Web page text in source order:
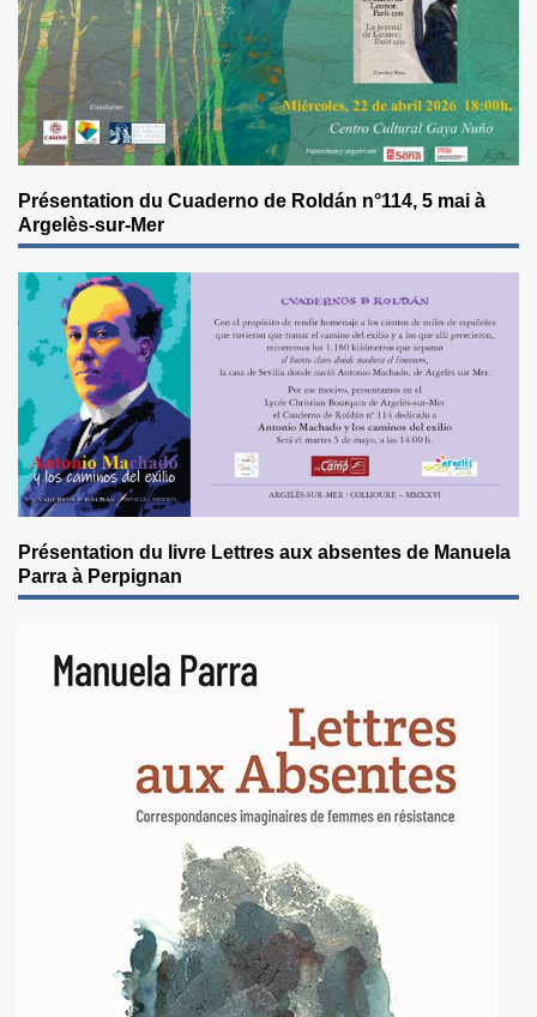
Présentation du Cuaderno de Roldán n°114, 5 mai à
Argelès-sur-Mer
Présentation du livre Lettres aux absentes de Manuela
Parra à Perpignan